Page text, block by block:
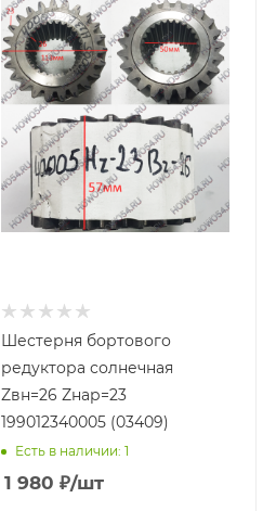
Шестерня бортового
редуктора солнечная
Zвн=26 Zнар=23
199012340005 (03409)
Есть в наличии: 1
1 980 ₽/шт